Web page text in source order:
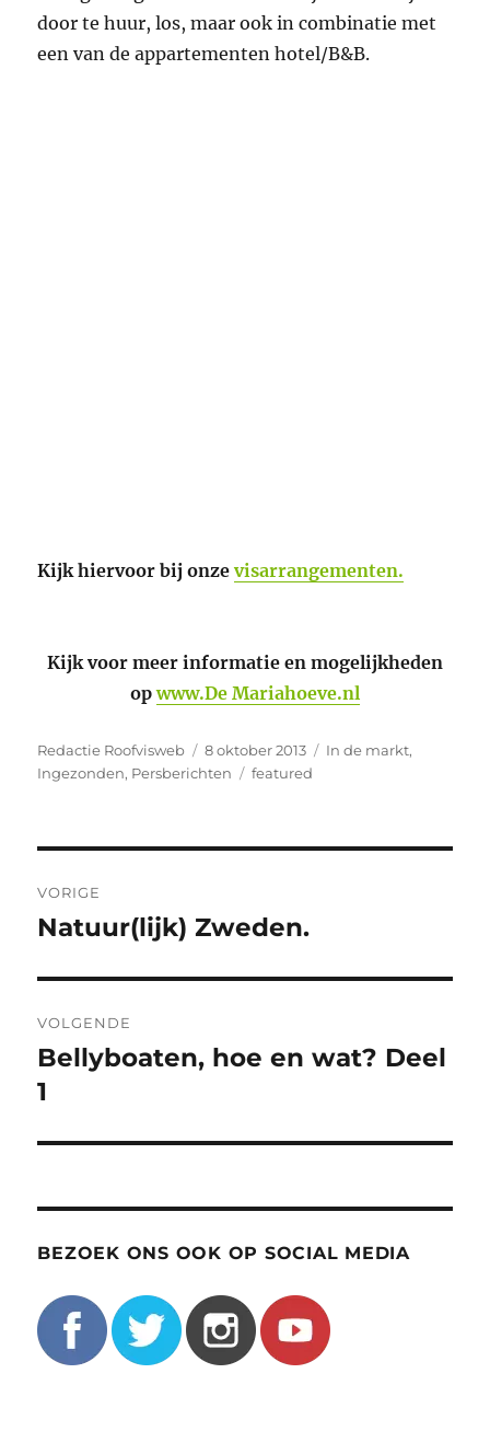
door te huur, los, maar ook in combinatie met
een van de appartementen hotel/B&B.
Kijk hiervoor bij onzevisarrangementen.
Kijk voor meer informatie en mogelijkheden
opwww.De Mariahoeve.nl
Auteur
Redactie Roofvisweb
Geplaatst
op
8 oktober 2013 Categorieën
In de markt,
Ingezonden, Persberichten Tags
featured
navigatie
VORIGE
Vorig
Natuur(lijk) Zweden.
VOLGENDE
Volgend
bericht:
Bellyboaten, hoe en wat? Deel
1
BEZOEK ONS OOK OP SOCIAL MEDIA